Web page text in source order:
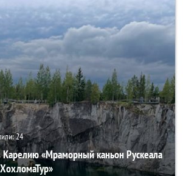
24
Карелию «Мраморный каньон Рускеала